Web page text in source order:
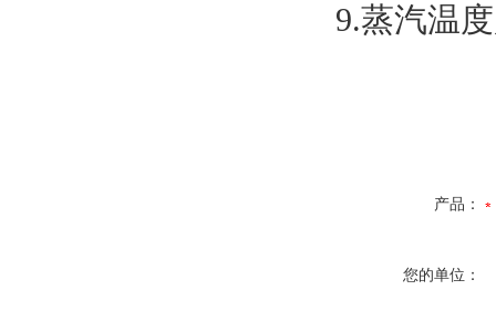
9.蒸汽温
产品：
您的单位：